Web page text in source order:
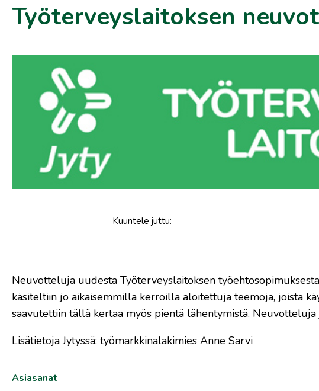
Työterveyslaitoksen
Kuuntele juttu:
​Neuvotteluja uudesta Työterveyslaitoksen
käsiteltiin jo aikaisemmilla kerroilla aloitettuja teemoja, joista
saavutettiin tällä kertaa myös pientä lähentymistä.
Lisätietoja Jytyssä: työmarkkinalakimies Anne Sarvi
Asiasanat